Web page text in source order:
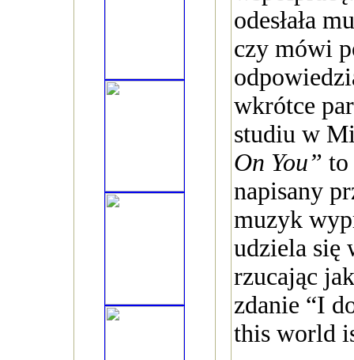
odesłała
czy mówi
wkrótce
studiu w
On You”
napisany
muzyk
udziela się
rzucając
zdanie “I
this world